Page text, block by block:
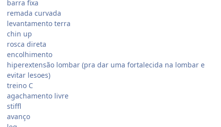
barra fixa
remada curvada
levantamento terra
chin up
rosca direta
encolhimento
hiperextensão lombar (pra dar uma fortalecida na lombar e
evitar lesoes)
treino C
agachamento livre
stiffl
avanço